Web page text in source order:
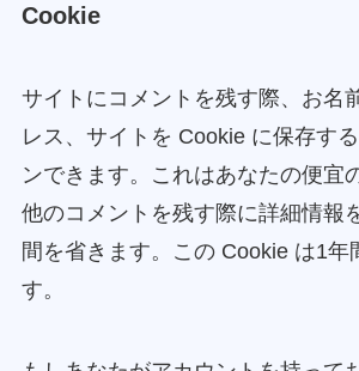
Cookie
サイトにコメントを残す際、お名
レス、サイトを Cookie に保存す
ンできます。これはあなたの便宜
他のコメントを残す際に詳細情報
間を省きます。この Cookie は1年
す。